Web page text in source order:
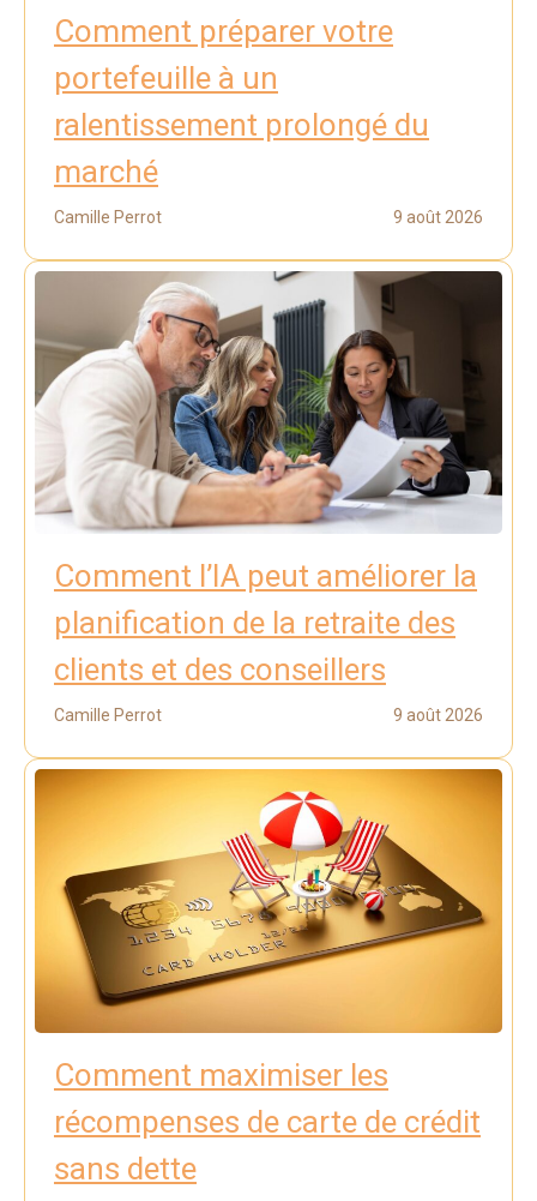
Comment préparer votre
portefeuille à un
ralentissement prolongé du
marché
Camille Perrot 9 août 2026
Comment l’IA peut améliorer la
planification de la retraite des
clients et des conseillers
Camille Perrot 9 août 2026
Comment maximiser les
récompenses de carte de crédit
sans dette